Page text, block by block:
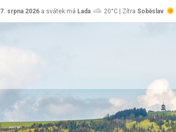
7. srpna 2026 a svátek má Lada 20°C | Zítra Soběslav